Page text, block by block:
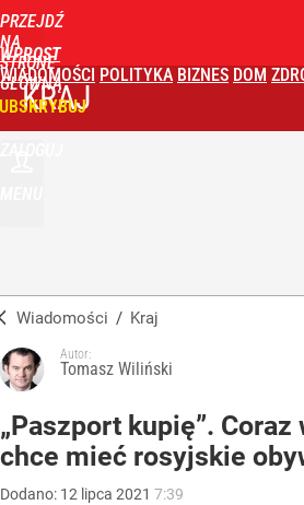
PRZEJDŹ
NA
STRONĘ
GŁÓWNĄ
WPROST
WIADOMOŚCI POLITYKA BIZNES DOM
KRAJ
Wiadomości / Kraj
Autor:
Tomasz Wiliński
„Paszport kupię”.
chce mieć rosyjskie
Dodano: 12 lipca 2021 7:39